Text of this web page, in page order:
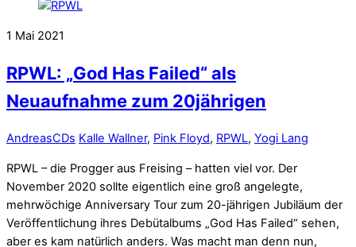
1 Mai 2021
RPWL: „God Has Failed“ als
Neuaufnahme zum 20jährigen
AndreasCDs Kalle Wallner, Pink Floyd, RPWL, Yogi Lang
RPWL – die Progger aus Freising – hatten viel vor. Der
November 2020 sollte eigentlich eine groß angelegte,
mehrwöchige Anniversary Tour zum 20-jährigen Jubiläum der
Veröffentlichung ihres Debütalbums „God Has Failed“ sehen,
aber es kam natürlich anders. Was macht man denn nun,